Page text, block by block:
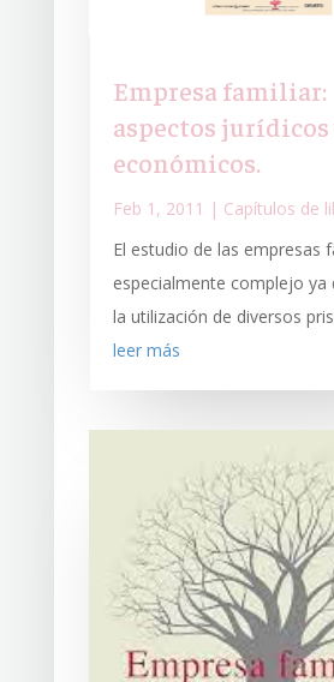
Empresa familiar:
aspectos jurídicos
económicos.
Feb 1, 2011 | Capítulos de
El estudio de las empresas
especialmente complejo ya
la utilización de diversos
leer más